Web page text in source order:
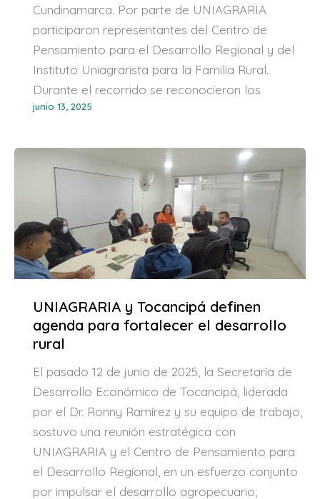
Cundinamarca. Por parte de UNIAGRARIA
participaron representantes del Centro de
Pensamiento para el Desarrollo Regional y del
Instituto Uniagrarista para la Familia Rural.
Durante el recorrido se reconocieron los
junio 13, 2025
UNIAGRARIA y Tocancipá definen
agenda para fortalecer el desarrollo
rural
El pasado 12 de junio de 2025, la Secretaría de
Desarrollo Económico de Tocancipá, liderada
por el Dr. Ronny Ramírez y su equipo de trabajo,
sostuvo una reunión estratégica con
UNIAGRARIA y el Centro de Pensamiento para
el Desarrollo Regional, en un esfuerzo conjunto
por impulsar el desarrollo agropecuario,